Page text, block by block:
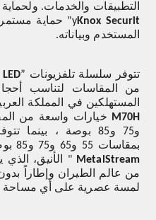
التطبيقات والخدمات.
Knox Securit
y" حماية
المستخدم وبياناته.
تتوفر سلسلة تلفزيونات ”
من المقاسات لتناسب
المستهلكين في المملكة
M70H
و75 و85 بوصة ، بينما تتوفر سلسلة
بمقاسات 55 و65 و75 و85 بوصة. ويتميز الطرازان بتصميم "
MetalStream " الأنيق،
من عالم الطيران وإطاراً
لمسة عصرية على أي مساحة